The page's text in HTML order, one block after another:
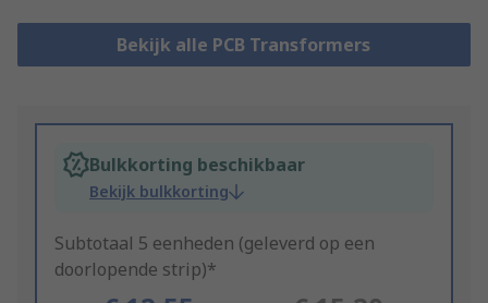
Bekijk alle PCB Transformers
Bulkkorting beschikbaar
Bekijk bulkkorting
Subtotaal 5 eenheden (geleverd op een
doorlopende strip)*